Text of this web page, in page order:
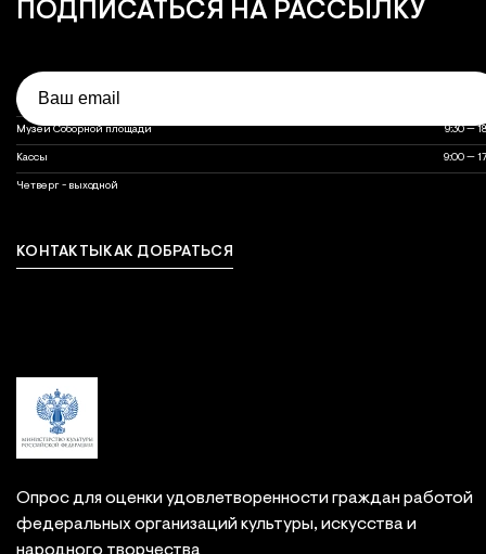
ПОДПИСАТЬСЯ НА РАССЫЛКУ
Email
Часы работы объектов музея
Объект
Оружейная палата
Музеи Соборной площади 9:30 —
Кассы 9:00 —
Четверг - выходной
Связаться с нами
КОНТАКТЫКАК ДОБРАТЬСЯ
Опрос для оценки удовлетворенности граждан работой
федеральных организаций культуры, искусства и